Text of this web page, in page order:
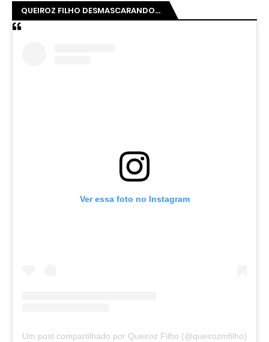
QUEIROZ FILHO DESMASCARANDO...
Ver essa foto no Instagram
Um post compartilhado por Queiroz Filho (@queirozmfilho)